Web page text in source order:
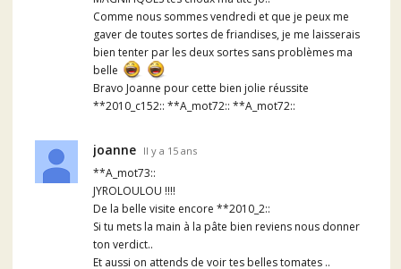
Comme nous sommes vendredi et que je peux me
gaver de toutes sortes de friandises, je me laisserais
bien tenter par les deux sortes sans problèmes ma
belle
Bravo Joanne pour cette bien jolie réussite
**2010_c152:: **A_mot72:: **A_mot72::
joanne Il y a 15 ans
**A_mot73::
JYROLOULOU !!!!
De la belle visite encore **2010_2::
Si tu mets la main à la pâte bien reviens nous donner
ton verdict..
Et aussi on attends de voir tes belles tomates ..